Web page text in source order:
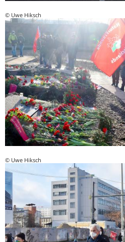
© Uwe Hiksch
© Uwe Hiksch